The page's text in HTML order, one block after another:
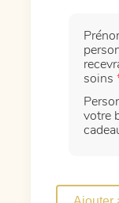
soins
votre
de